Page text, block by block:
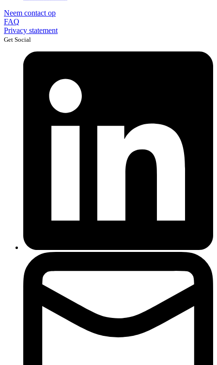
Neem contact op
FAQ
Privacy statement
Get Social